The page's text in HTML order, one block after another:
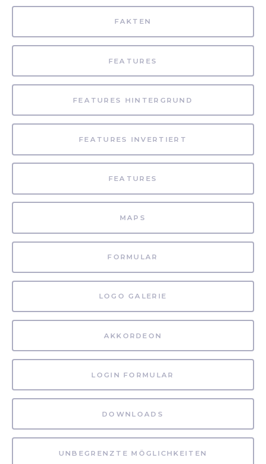
FAKTEN
FEATURES
FEATURES HINTERGRUND
FEATURES INVERTIERT
FEATURES
MAPS
FORMULAR
LOGO GALERIE
AKKORDEON
LOGIN FORMULAR
DOWNLOADS
UNBEGRENZTE MÖGLICHKEITEN